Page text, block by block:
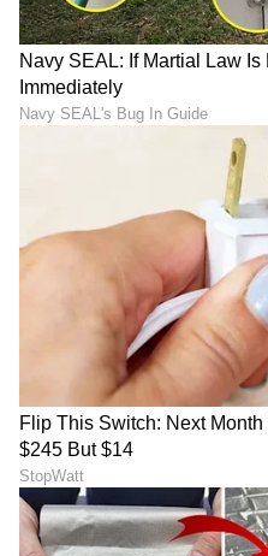
DOWNLOAD APP
RECOMMENDED STORIES